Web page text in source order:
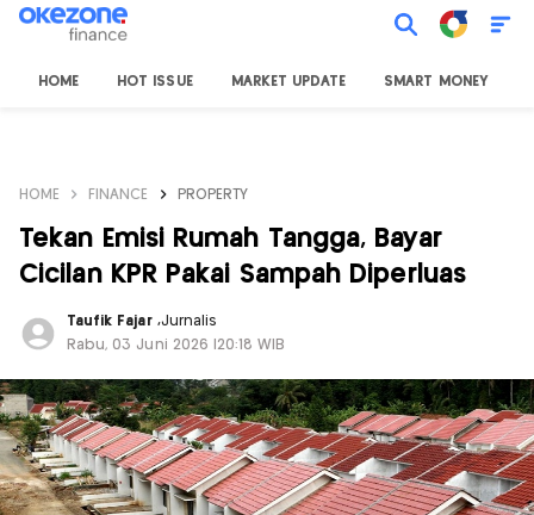
HOME HOT ISSUE MARKET UPDATE SMART MONEY
HOME FINANCE PROPERTY
Tekan Emisi Rumah Tangga, Bayar
Cicilan KPR Pakai Sampah Diperluas
Taufik Fajar ,Jurnalis
Rabu, 03 Juni 2026 |20:18 WIB